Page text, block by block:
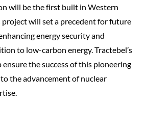
will be the first built in Western
project will set a precedent for future
energy security and
to low-carbon energy. Tractebel’s
the success of this pioneering
the advancement of nuclear